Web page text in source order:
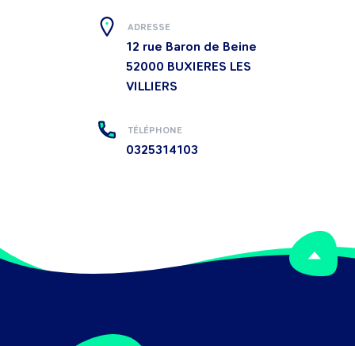
ADRESSE
12 rue Baron de Beine
52000 BUXIERES LES
VILLIERS
TÉLÉPHONE
0325314103